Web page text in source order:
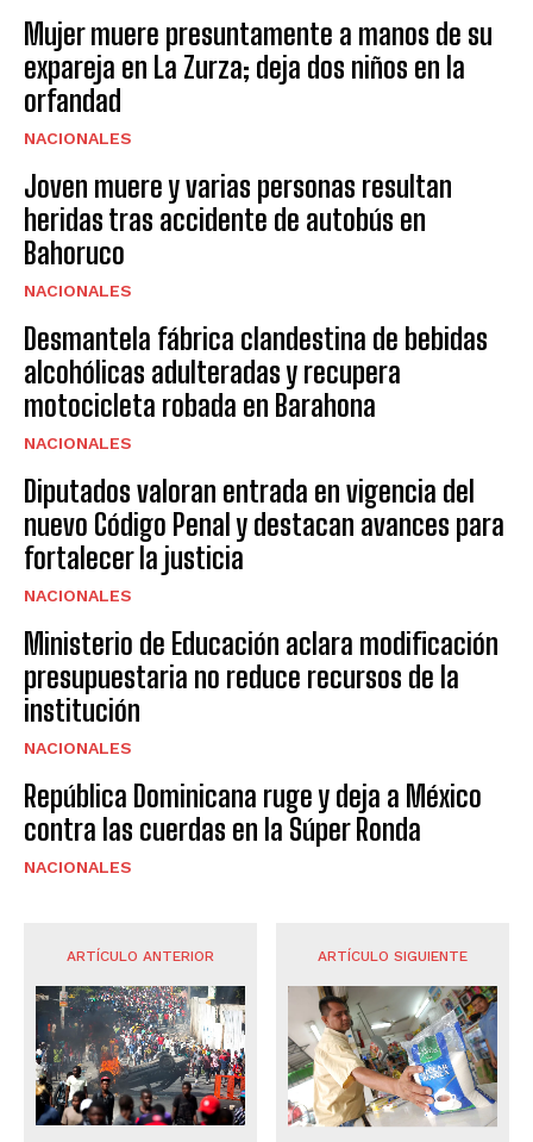
Mujer muere presuntamente a manos de su
expareja en La Zurza; deja dos niños en la
orfandad
NACIONALES
Joven muere y varias personas resultan
heridas tras accidente de autobús en
Bahoruco
NACIONALES
Desmantela fábrica clandestina de bebidas
alcohólicas adulteradas y recupera
motocicleta robada en Barahona
NACIONALES
Diputados valoran entrada en vigencia del
nuevo Código Penal y destacan avances para
fortalecer la justicia
NACIONALES
Ministerio de Educación aclara modificación
presupuestaria no reduce recursos de la
institución
NACIONALES
República Dominicana ruge y deja a México
contra las cuerdas en la Súper Ronda
NACIONALES
ARTÍCULO ANTERIOR ARTÍCULO SIGUIENTE